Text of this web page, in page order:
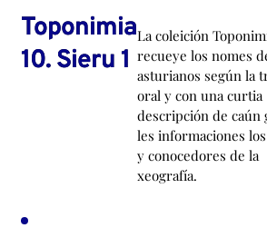
Toponimia
10. Sieru 1
La coleición
recueye los nomes
asturianos según la
oral y con una curtia
descripción de caún
les informaciones
y conocedores de la
xeografía.